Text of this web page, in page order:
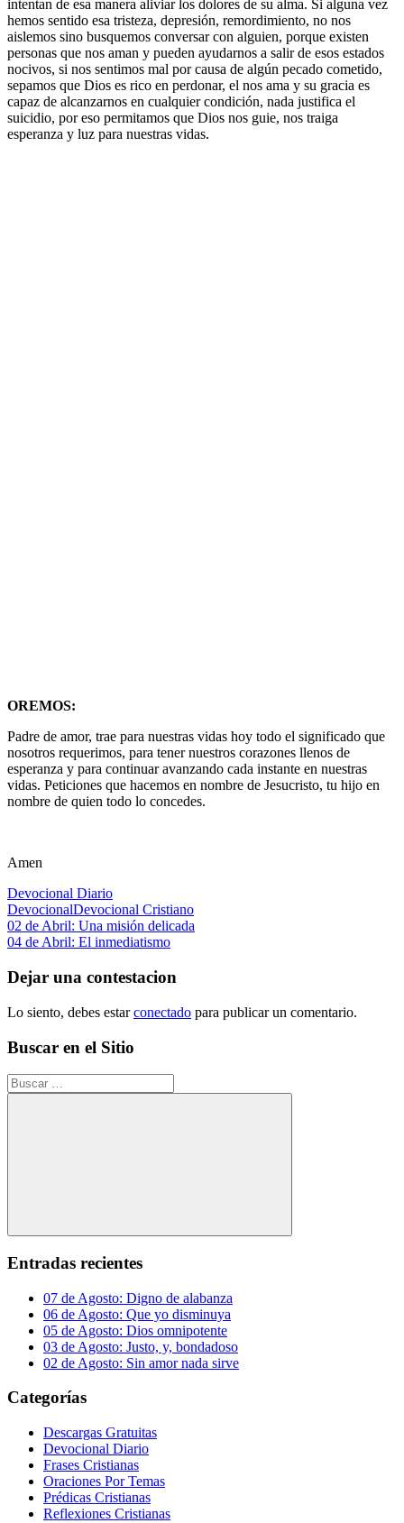
intentan de esa manera aliviar los dolores de su alma. Si alguna vez
hemos sentido esa tristeza, depresión, remordimiento, no nos
aislemos sino busquemos conversar con alguien, porque existen
personas que nos aman y pueden ayudarnos a salir de esos estados
nocivos, si nos sentimos mal por causa de algún pecado cometido,
sepamos que Dios es rico en perdonar, el nos ama y su gracia es
capaz de alcanzarnos en cualquier condición, nada justifica el
suicidio, por eso permitamos que Dios nos guie, nos traiga
esperanza y luz para nuestras vidas.
OREMOS:
Padre de amor, trae para nuestras vidas hoy todo el significado que
nosotros requerimos, para tener nuestros corazones llenos de
esperanza y para continuar avanzando cada instante en nuestras
vidas. Peticiones que hacemos en nombre de Jesucristo, tu hijo en
nombre de quien todo lo concedes.
Amen
Devocional Diario
DevocionalDevocional Cristiano
Navegación
de
entradas
Entrada
anterior:
02 de Abril: Una misión delicada
Siguiente
04 de Abril: El inmediatismo
Dejar una contestacion
Lo siento, debes estarconectado para publicar un comentario.
Buscar en el Sitio
Buscar:
Buscar
Entradas recientes
07 de Agosto: Digno de alabanza
06 de Agosto: Que yo disminuya
05 de Agosto: Dios omnipotente
03 de Agosto: Justo, y, bondadoso
02 de Agosto: Sin amor nada sirve
Categorías
Descargas Gratuitas
Devocional Diario
Frases Cristianas
Oraciones Por Temas
Prédicas Cristianas
Reflexiones Cristianas